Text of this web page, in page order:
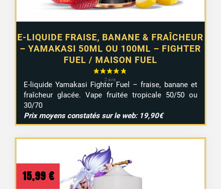
E-LIQUIDE FRAISE, BANANE & FRAÎCHEUR
– YAMAKASI 50ML OU 100ML – FIGHTER
FUEL / MAISON FUEL
E-liquide Yamakasi Fighter Fuel – fraise, banane et
fraîcheur glacée. Vape fruitée tropicale 50/50 ou
30/70
Prix moyens constatés sur le web: 19,90€
15,99 €